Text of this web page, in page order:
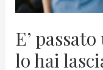
E’
lo hai
lasciato